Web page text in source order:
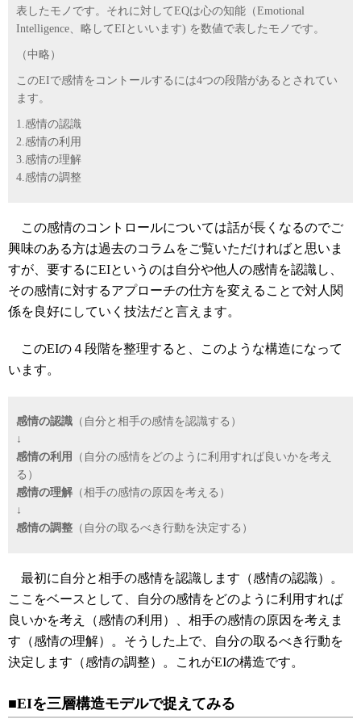
表したモノです。それに対してEQは心の知能（Emotional
Intelligence、略してEIといいます) を数値で表したモノです。
（中略）
このEIで感情をコントールするには4つの段階があるとされてい
ます。
1.感情の認識
2.感情の利用
3.感情の理解
4.感情の調整
この感情のコントロールについては話が長くなるのでご
興味のある方は過去のコラムをご覧いただければと思いま
すが、要するにEIというのは自分や他人の感情を認識し、
その感情に対するアプローチの仕方を変えることで対人関
係を良好にしていく技法だと言えます。
このEIの４段階を整理すると、このような構造になって
います。
感情の認識 （自分と相手の感情を認識する）
↓
感情の利用
（自分の感情をどのように利用すれば良いかを考え
る）
感情の理解 （相手の感情の原因を考える）
↓
感情の調整 （自分の取るべき行動を決定する）
最初に自分と相手の感情を認識します（感情の認識）。
ここをベースとして、自分の感情をどのように利用すれば
良いかを考え（感情の利用）、相手の感情の原因を考えま
す（感情の理解）。そうした上で、自分の取るべき行動を
決定します（感情の調整）。これがEIの構造です。
■EIを三層構造モデルで捉えてみる